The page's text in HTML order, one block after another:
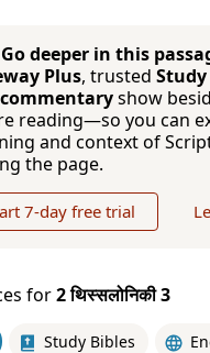
Go deeper in this
Plus, trusted
show
reading—so you can
and context of
the page.
7-day free trial
for2 थिस्सलोनिकी 3
Study Bibles